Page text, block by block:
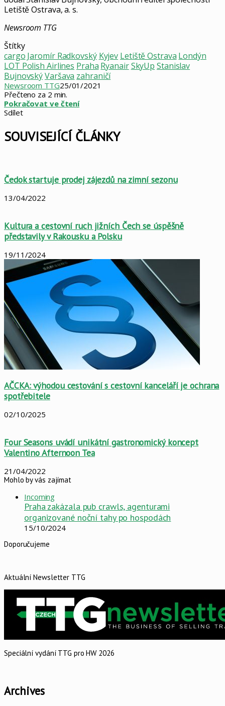
Letiště Ostrava, a. s.
Newsroom TTG
Štítky
cargo Jaromír Radkovský Kyjev Letiště Ostrava Londýn
LOT Polish Airlines Praha RyanairSkyUp Stanislav
BujnovskýVaršava zahraničí
Newsroom TTG25/01/2021
Přečteno za 2 min.
Pokračovat ve čtení
Sdílet
mailem
SOUVISEJÍCÍ ČLÁNKY
Čedok startuje prodej zájezdů na zimní sezonu
13/04/2022
Kultura a cestovní ruch jižních Čech se úspěšně
představily v Rakousku a Polsku
19/11/2024
AČCKA: výhodou cestování s cestovní kanceláří je ochrana
spotřebitele
02/10/2025
Four Seasons uvádí unikátní gastronomický koncept
Valentino Afternoon Tea
21/04/2022
Mohlo by vás zajímat
Incoming
Praha zakázala pub crawls, agenturami
organizované noční tahy po hospodách
15/10/2024
Doporučujeme
Aktuální Newsletter TTG
Speciální vydání TTG pro HW 2026
Archives